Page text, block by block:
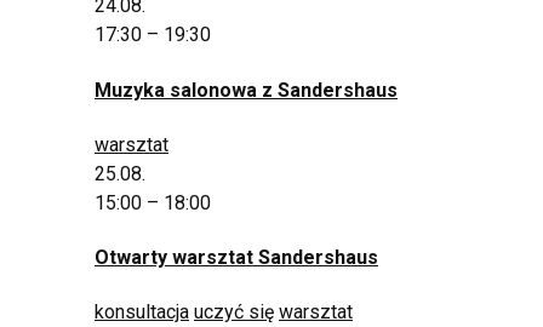
24.08.
17:30 – 19:30
Muzyka salonowa z Sandershaus
warsztat
25.08.
15:00 – 18:00
Otwarty warsztat Sandershaus
konsultacja uczyć się warsztat